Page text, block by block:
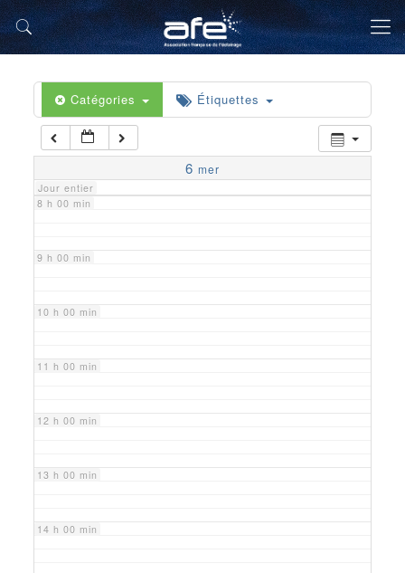
Catégories Étiquettes
6 mer
Jour entier
5 h 00 min
6 h 00 min
7 h 00 min
8 h 00 min
9 h 00 min
10 h 00 min
11 h 00 min
12 h 00 min
13 h 00 min
14 h 00 min